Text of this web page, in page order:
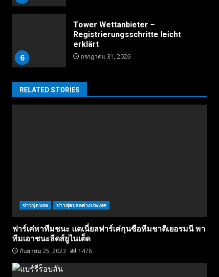
6
Tower Wettanbieter –
Registrierungsschritte leicht
erklärt
กรกฎาคม 31, 2026
RELATED STORIES
ข่าวฟุตบอล ข่าวฟุตบอลต่างประเทศ
ฟาร์เค่พาทีมชนะ แดเนี่ยลฟาร์เค่กุนซือทีมชาติเยอรมนี พา
ทีมเอาชนะลีดส์ยูไนเต็ด
กันยายน 25, 2023 1478